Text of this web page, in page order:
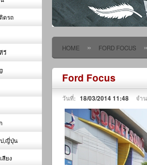
HOME » FORD FOCUS
Ford Focus
วันที่: 18/03/2014 11:48 จำ
ดรถ
วี
ป,ญี่ปุ่น
สียง